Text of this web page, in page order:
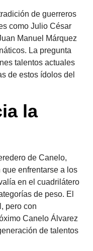
de guerreros
como Julio César
Manuel Márquez
La pregunta
talentos actuales
de estos ídolos del
la
de Canelo,
enfrentarse a los
en el cuadrilátero
de peso. El
pero con
Canelo Álvarez
de talentos